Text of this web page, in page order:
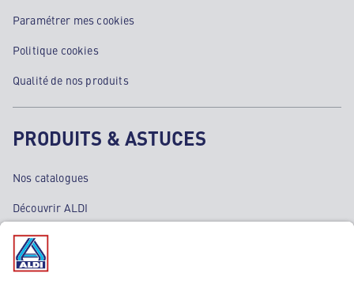
Paramétrer mes cookies
Politique cookies
Qualité de nos produits
PRODUITS & ASTUCES
Nos catalogues
Découvrir ALDI
Nos bons plans
Nos rayons